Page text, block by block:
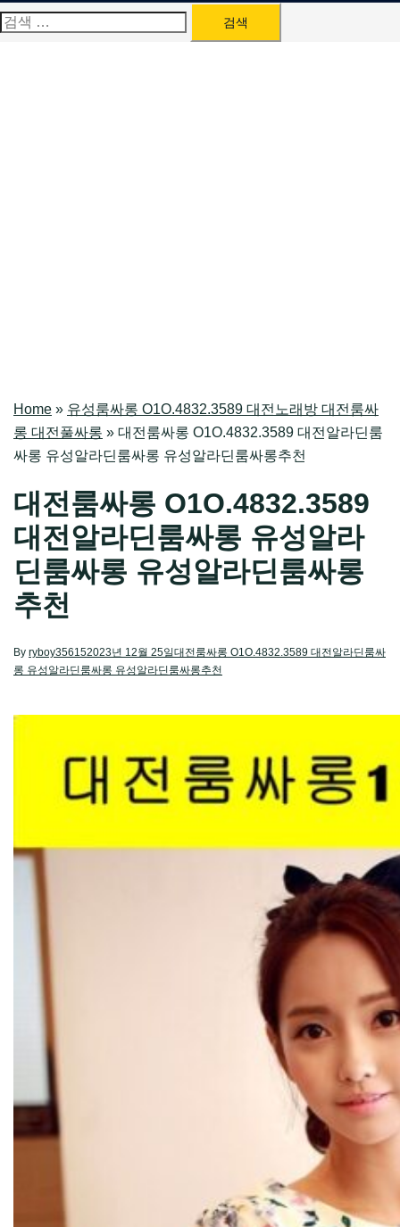
검
Home » 유성룸싸롱 O1O.4832.3589 대전노래방 대전룸싸
롱 대전풀싸롱 » 대전룸싸롱 O1O.4832.3589 대전알라딘룸
싸롱 유성알라딘룸싸롱 유성알라딘룸싸롱추천
대전룸싸롱 O1O.4832.3589
대전알라딘룸싸롱 유성알라
딘룸싸롱 유성알라딘룸싸롱
추천
By ryboy356152023년 12월 25일대전룸싸롱 O1O.4832.3589 대전알라딘룸싸
롱 유성알라딘룸싸롱 유성알라딘룸싸롱추천